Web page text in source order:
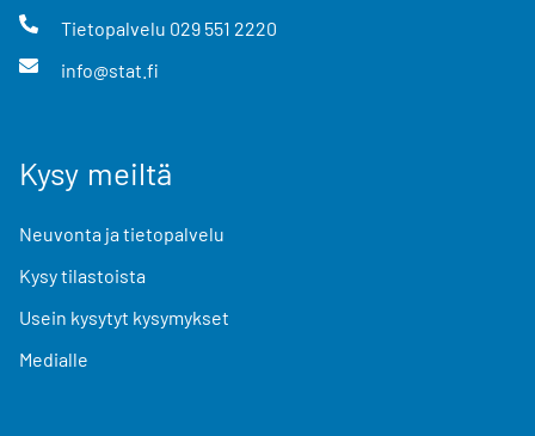
Tietopalvelu 029 551 2220
info@stat.fi
Kysy meiltä
Neuvonta ja tietopalvelu
Kysy tilastoista
Usein kysytyt kysymykset
Medialle